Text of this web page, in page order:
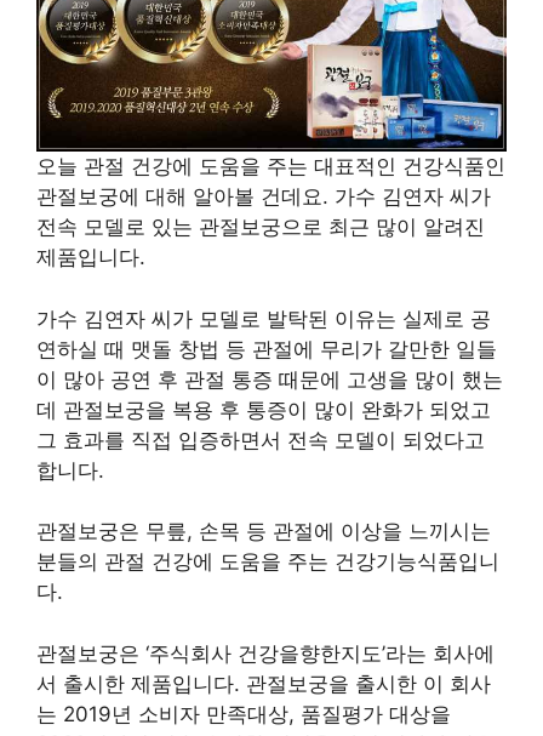
오늘 관절 건강에 도움을 주는 대표적인 건강식품인
관절보궁에 대해 알아볼 건데요. 가수 김연자 씨가
전속 모델로 있는 관절보궁으로 최근 많이 알려진
제품입니다.
가수 김연자 씨가 모델로 발탁된 이유는 실제로 공
연하실 때 맷돌 창법 등 관절에 무리가 갈만한 일들
이 많아 공연 후 관절 통증 때문에 고생을 많이 했는
데 관절보궁을 복용 후 통증이 많이 완화가 되었고
그 효과를 직접 입증하면서 전속 모델이 되었다고
합니다.
관절보궁은 무릎, 손목 등 관절에 이상을 느끼시는
분들의 관절 건강에 도움을 주는 건강기능식품입니
다.
관절보궁은 ‘주식회사 건강을향한지도’라는 회사에
서 출시한 제품입니다. 관절보궁을 출시한 이 회사
는 2019년 소비자 만족대상, 품질평가 대상을